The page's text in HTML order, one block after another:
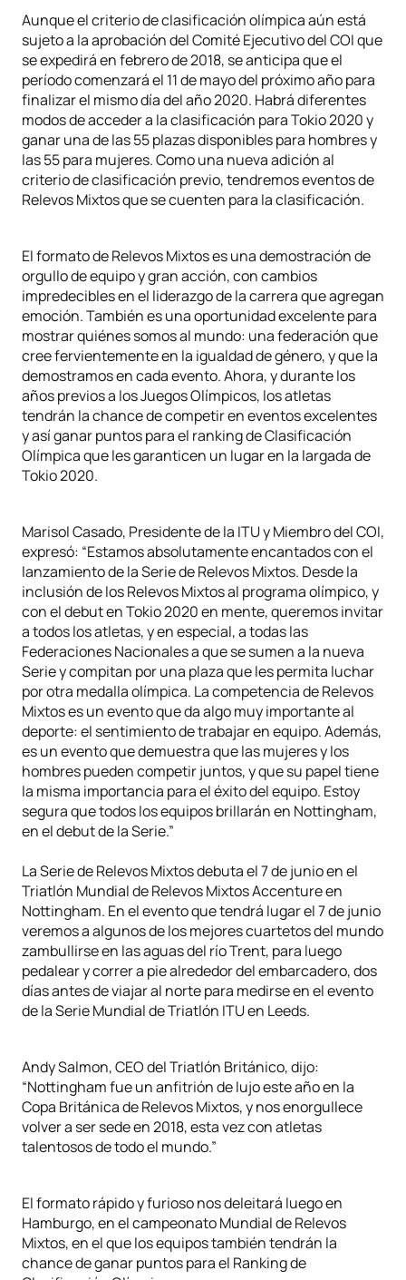
Aunque el criterio de clasificación olímpica aún está
sujeto a la aprobación del Comité Ejecutivo del COI que
se expedirá en febrero de 2018, se anticipa que el
período comenzará el 11 de mayo del próximo año para
finalizar el mismo día del año 2020. Habrá diferentes
modos de acceder a la clasificación para Tokio 2020 y
ganar una de las 55 plazas disponibles para hombres y
las 55 para mujeres. Como una nueva adición al
criterio de clasificación previo, tendremos eventos de
Relevos Mixtos que se cuenten para la clasificación.
El formato de Relevos Mixtos es una demostración de
orgullo de equipo y gran acción, con cambios
impredecibles en el liderazgo de la carrera que agregan
emoción. También es una oportunidad excelente para
mostrar quiénes somos al mundo: una federación que
cree fervientemente en la igualdad de género, y que la
demostramos en cada evento. Ahora, y durante los
años previos a los Juegos Olímpicos, los atletas
tendrán la chance de competir en eventos excelentes
y así ganar puntos para el ranking de Clasificación
Olímpica que les garanticen un lugar en la largada de
Tokio 2020.
Marisol Casado, Presidente de la ITU y Miembro del COI,
expresó: “Estamos absolutamente encantados con el
lanzamiento de la Serie de Relevos Mixtos. Desde la
inclusión de los Relevos Mixtos al programa olímpico, y
con el debut en Tokio 2020 en mente, queremos invitar
a todos los atletas, y en especial, a todas las
Federaciones Nacionales a que se sumen a la nueva
Serie y compitan por una plaza que les permita luchar
por otra medalla olímpica. La competencia de Relevos
Mixtos es un evento que da algo muy importante al
deporte: el sentimiento de trabajar en equipo. Además,
es un evento que demuestra que las mujeres y los
hombres pueden competir juntos, y que su papel tiene
la misma importancia para el éxito del equipo. Estoy
segura que todos los equipos brillarán en Nottingham,
en el debut de la Serie.”
La Serie de Relevos Mixtos debuta el 7 de junio en el
Triatlón Mundial de Relevos Mixtos Accenture en
Nottingham. En el evento que tendrá lugar el 7 de junio
veremos a algunos de los mejores cuartetos del mundo
zambullirse en las aguas del río Trent, para luego
pedalear y correr a pie alrededor del embarcadero, dos
días antes de viajar al norte para medirse en el evento
de la Serie Mundial de Triatlón ITU en Leeds.
Andy Salmon, CEO del Triatlón Británico, dijo:
“Nottingham fue un anfitrión de lujo este año en la
Copa Británica de Relevos Mixtos, y nos enorgullece
volver a ser sede en 2018, esta vez con atletas
talentosos de todo el mundo.”
El formato rápido y furioso nos deleitará luego en
Hamburgo, en el campeonato Mundial de Relevos
Mixtos, en el que los equipos también tendrán la
chance de ganar puntos para el Ranking de